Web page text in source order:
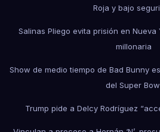
Roja y bajo
Salinas Pliego evita prisión en
millonaria
Show de medio tiempo de Bad Bunny
del Super
Trump pide a Delcy Rodríguez